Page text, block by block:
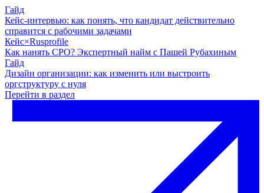
Гайд
Кейс-интервью: как понять, что кандидат действительно
справится с рабочими задачами
Кейс×Rusprofile
Как нанять CPO? Экспертный найм с Пашей Рубахиным
Гайд
Дизайн организации: как изменить или выстроить
оргструктуру с нуля
Перейти в раздел